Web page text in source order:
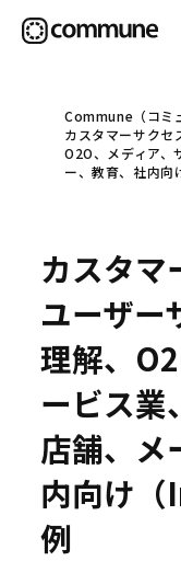
Commune
事例
セミナー
お役立ち情報
Commune（コミ
カスタマーサクセ
O2O、メディア、
ー、教育、社内
カスタマ
ユーザー
理解、
ービス業
店舗、メ
内向け
例